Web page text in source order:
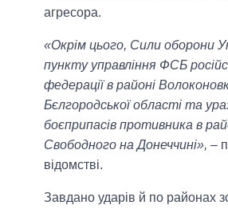
агресора.
«Окрім цього, Сили оборони
пункту управління ФСБ
федерації в районі
Бєлгородської області та
боєприпасів противника в
Свободного на Донеччині», –
відомстві.
Завдано ударів й по районах